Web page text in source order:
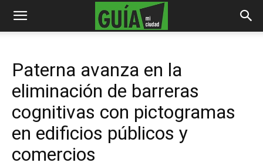
Paterna avanza en la
eliminación de barreras
cognitivas con pictogramas
en edificios públicos y
comercios